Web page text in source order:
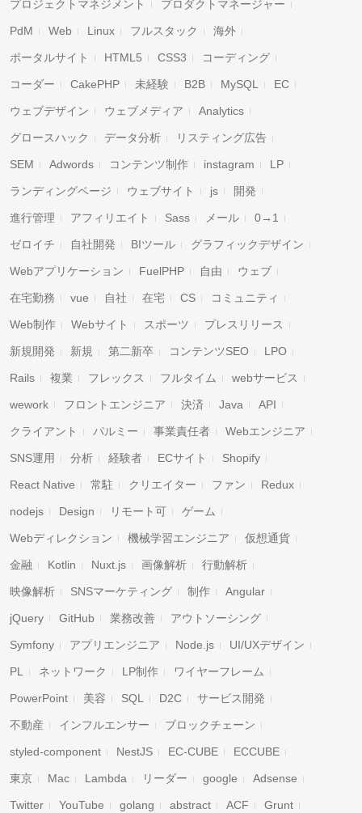
プロジェクトマネジメント プロダクトマネージャー
PdM Web Linux フルスタック 海外
ポータルサイト HTML5 CSS3 コーディング
コーダー CakePHP 未経験 B2B MySQL EC
ウェブデザイン ウェブメディア Analytics
グロースハック データ分析 リスティング広告
SEM Adwords コンテンツ制作 instagram LP
ランディングページ ウェブサイト js 開発
進行管理 アフィリエイト Sass メール 0→1
ゼロイチ 自社開発 BIツール グラフィックデザイン
Webアプリケーション FuelPHP 自由 ウェブ
在宅勤務 vue 自社 在宅 CS コミュニティ
Web制作 Webサイト スポーツ プレスリリース
新規開発 新規 第二新卒 コンテンツSEO LPO
Rails 複業 フレックス フルタイム webサービス
wework フロントエンジニア 決済 Java API
クライアント パルミー 事業責任者 Webエンジニア
SNS運用 分析 経験者 ECサイト Shopify
React Native 常駐 クリエイター ファン Redux
nodejs Design リモート可 ゲーム
Webディレクション 機械学習エンジニア 仮想通貨
金融 Kotlin Nuxt.js 画像解析 行動解析
映像解析 SNSマーケティング 制作 Angular
jQuery GitHub 業務改善 アウトソーシング
Symfony アプリエンジニア Node.js UI/UXデザイン
PL ネットワーク LP制作 ワイヤーフレーム
PowerPoint 美容 SQL D2C サービス開発
不動産 インフルエンサー ブロックチェーン
styled-component NestJS EC-CUBE ECCUBE
東京 Mac Lambda リーダー google Adsense
Twitter YouTube golang abstract ACF Grunt